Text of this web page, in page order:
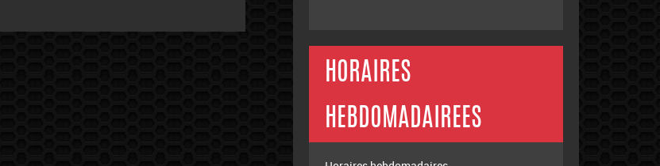
HORAIRES
HEBDOMADAIREES